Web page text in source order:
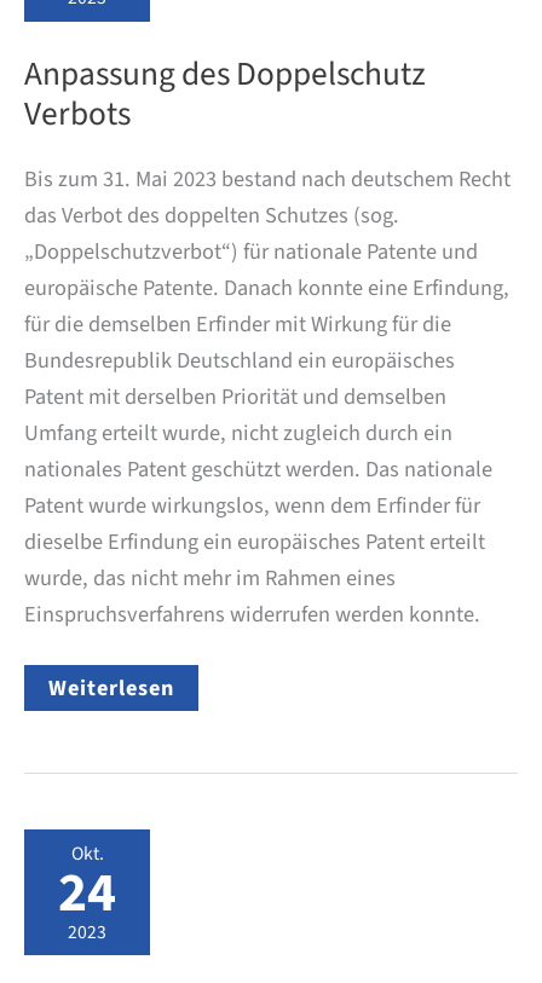
Anpassung des Doppelschutz
Verbots
Bis zum 31. Mai 2023 bestand nach deutschem Recht
das Verbot des doppelten Schutzes (sog.
„Doppelschutzverbot“) für nationale Patente und
europäische Patente. Danach konnte eine Erfindung,
für die demselben Erfinder mit Wirkung für die
Bundesrepublik Deutschland ein europäisches
Patent mit derselben Priorität und demselben
Umfang erteilt wurde, nicht zugleich durch ein
nationales Patent geschützt werden. Das nationale
Patent wurde wirkungslos, wenn dem Erfinder für
dieselbe Erfindung ein europäisches Patent erteilt
wurde, das nicht mehr im Rahmen eines
Einspruchsverfahrens widerrufen werden konnte.
Anpassung
des
Weiterlesen
Okt.
24
2023